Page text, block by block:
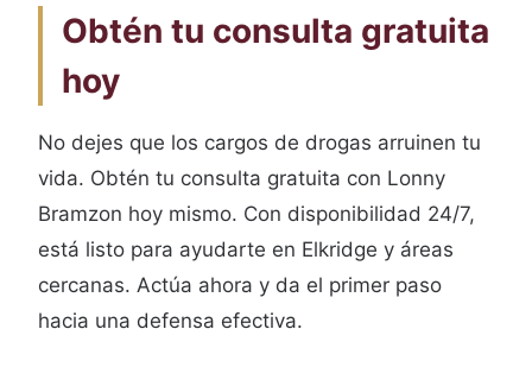
Obtén tu consulta gratuita
hoy
No dejes que los cargos de drogas arruinen tu
vida. Obtén tu consulta gratuita con Lonny
Bramzon hoy mismo. Con disponibilidad 24/7,
está listo para ayudarte en Elkridge y áreas
cercanas. Actúa ahora y da el primer paso
hacia una defensa efectiva.